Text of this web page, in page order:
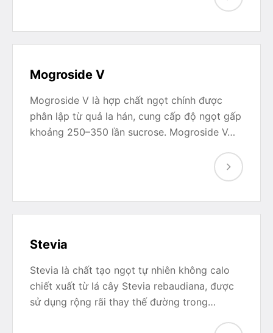
Mogroside V
Mogroside V là hợp chất ngọt chính được
phân lập từ quả la hán, cung cấp độ ngọt gấp
khoảng 250–350 lần sucrose. Mogroside V…
Stevia
Stevia là chất tạo ngọt tự nhiên không calo
chiết xuất từ lá cây Stevia rebaudiana, được
sử dụng rộng rãi thay thế đường trong…